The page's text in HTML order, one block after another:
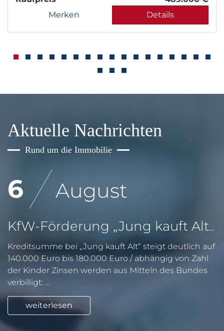
Merken
Details
Aktuelle Nachrichten
Rund um die Immobilie
6 August
KfW-Förderung „Jung kauft Alt“: Höhere Kredite ab August 2026
Kreditsumme bei „Jung kauft Alt“ steigt deutlich auf
140.000 Euro bis 180.000 Euro / abhängig von Zahl
der Kinder Zinsen werden aus Mitteln des Bundes
verbilligt: ...
weiterlesen